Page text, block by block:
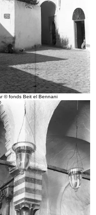
© fonds Beit el Bennani